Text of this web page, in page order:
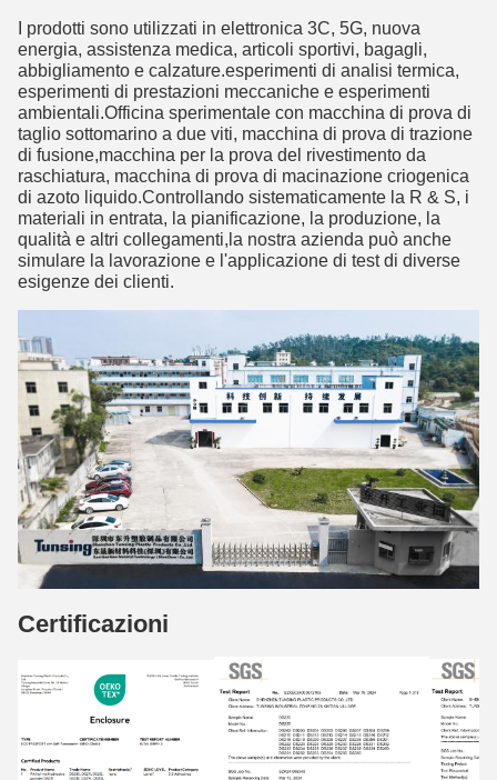
I prodotti sono utilizzati in elettronica 3C, 5G, nuova
energia, assistenza medica, articoli sportivi, bagagli,
abbigliamento e calzature.esperimenti di analisi termica,
esperimenti di prestazioni meccaniche e esperimenti
ambientali.Officina sperimentale con macchina di prova di
taglio sottomarino a due viti, macchina di prova di trazione
di fusione,macchina per la prova del rivestimento da
raschiatura, macchina di prova di macinazione criogenica
di azoto liquido.Controllando sistematicamente la R & S, i
materiali in entrata, la pianificazione, la produzione, la
qualità e altri collegamenti,la nostra azienda può anche
simulare la lavorazione e l'applicazione di test di diverse
esigenze dei clienti.
Certificazioni